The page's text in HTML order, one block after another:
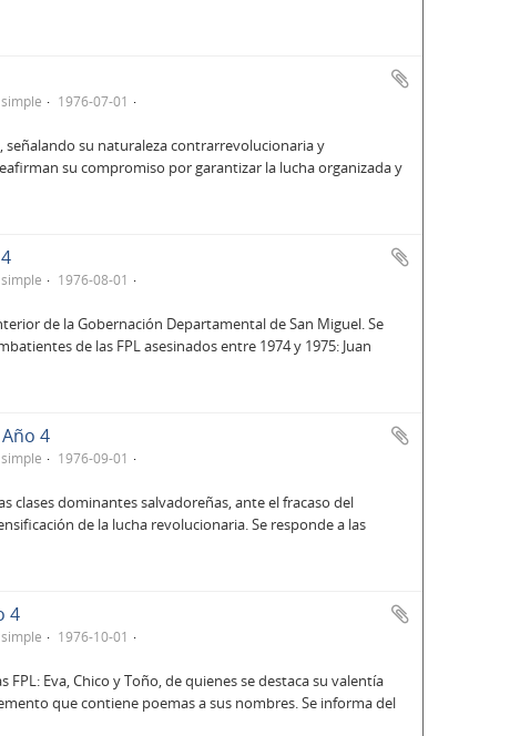
1976-07-01
señalando su naturaleza contrarrevolucionaria y
su compromiso por garantizar la lucha organizada y
1976-08-01
de la Gobernación Departamental de San Miguel. Se
de las FPL asesinados entre 1974 y 1975: Juan
4
1976-09-01
clases dominantes salvadoreñas, ante el fracaso del
de la lucha revolucionaria. Se responde a las
4
1976-10-01
Eva, Chico y Toño, de quienes se destaca su valentía
que contiene poemas a sus nombres. Se informa del